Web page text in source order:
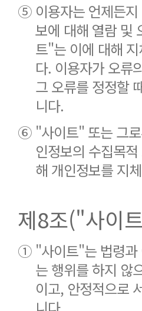
⑤ 이용자는 언제든
보에 대해 열람 및
트"는 이에 대해
다. 이용자가 오류
그 오류를 정정할
니다.
⑥ "사이트" 또는 그
인정보의 수집목
해 개인정보를 지
제8조("사이
① "사이트"는 법령
는 행위를 하지 않
이고, 안정적으로